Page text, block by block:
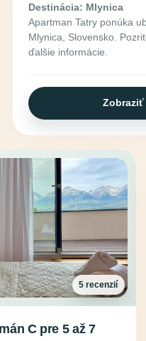
Destinácia: Mlynica
Apartman Tatry ponúka
Mlynica, Slovensko.
ďalšie informácie.
5 recenzií
C pre 5 až 7